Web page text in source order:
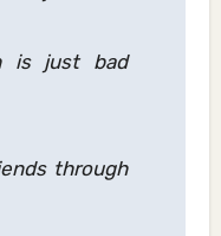
is just bad
through